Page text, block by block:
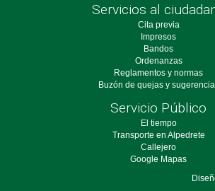
Servicios al
Cita previa
Impresos
Bandos
Ordenanzas
Reglamentos y normas
Buzón de quejas y
Servicio Público
El tiempo
Transporte en Alpedrete
Callejero
Google Mapas